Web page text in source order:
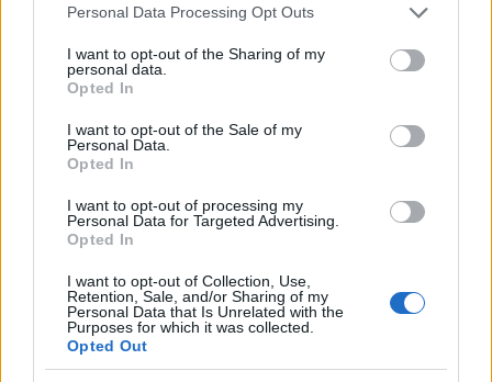
Please note that this website/app uses one or more Google
not limited to your visit or usage behaviour. You may click to
grant or deny consent to Google and its third-party tags to
use your data for below specified purposes in below Google
consent section.
Personal Data Processing Opt Outs
I want to opt-out of the Sharing of my
personal data.
Opted In
I want to opt-out of the Sale of my
Personal Data.
Opted In
I want to opt-out of processing my
Personal Data for Targeted Advertising.
Opted In
I want to opt-out of Collection, Use,
Retention, Sale, and/or Sharing of my
Personal Data that Is Unrelated with the
Purposes for which it was collected.
Opted Out
Ókori hősök
Könyvajánló - Kertész István: Ókori hősök
Arthur Arthurus •2020. november 19.
14 ókori hős és hadvezér életét ismerjük meg,
olyanokét, akiknek taktikai érzéke és a haditechnikai
ismerete még századokkal később is tudott újat
mutatni.